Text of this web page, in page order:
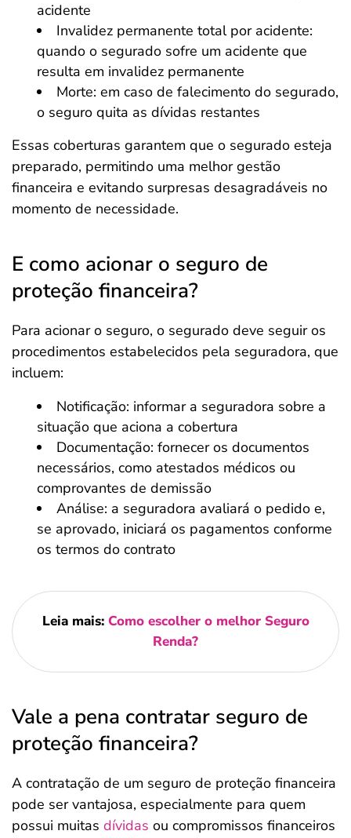
acidente
Invalidez permanente total por acidente:
quando o segurado sofre um acidente que
resulta em invalidez permanente
Morte: em caso de falecimento do segurado,
o seguro quita as dívidas restantes​
Essas coberturas garantem que o segurado esteja
preparado, permitindo uma melhor gestão
financeira e evitando surpresas desagradáveis no
momento de necessidade.
E como acionar o seguro de
proteção financeira?
Para acionar o seguro, o segurado deve seguir os
procedimentos estabelecidos pela seguradora, que
incluem:
Notificação: informar a seguradora sobre a
situação que aciona a cobertura
Documentação: fornecer os documentos
necessários, como atestados médicos ou
comprovantes de demissão
Análise: a seguradora avaliará o pedido e,
se aprovado, iniciará os pagamentos conforme
os termos do contrato
Leia mais: Como escolher o melhor Seguro
Renda?
Vale a pena contratar seguro de
proteção financeira?
A contratação de um seguro de proteção financeira
pode ser vantajosa, especialmente para quem
possui muitas dívidas ou compromissos financeiros